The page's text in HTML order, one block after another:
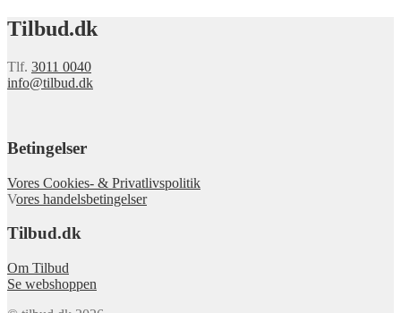
Tilbud.dk
Tlf. 3011 0040
info@tilbud.dk
Betingelser
Vores Cookies- & Privatlivspolitik
Vores handelsbetingelser
Tilbud.dk
Om Tilbud
Se webshoppen